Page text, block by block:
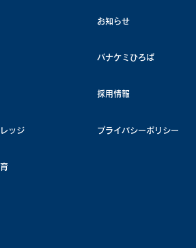
お知らせ
パナケミひろば
採用情報
ッジ プライバシーポリシー